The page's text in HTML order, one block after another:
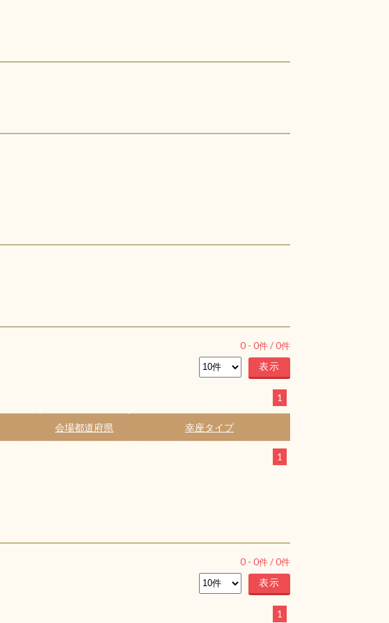
0 - 0件 /0件
1
会場都道府県 幸座タイプ
1
0 - 0件 /0件
1